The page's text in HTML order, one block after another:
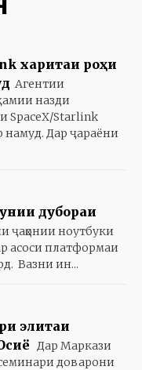
харитаи роҳи
Агентии
назди
SpaceX/Starlink
намуд. Дар ҷараёни
дубораи
ҷаҳонии ноутбуки
асоси платформаи
Вазни ин...
элитаи
Дар Маркази
доварони